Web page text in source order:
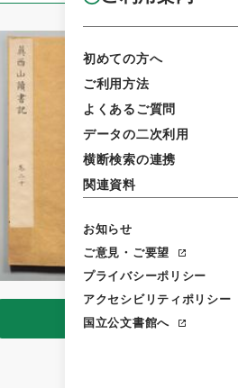
初めての方へ
ご利用方法
よくあるご質問
データの二次利用
横断検索の連携
関連資料
お知らせ
ご意見・ご要望
プライバシーポリシー
アクセシビリティポリシー
国立公文書館へ
閲覧